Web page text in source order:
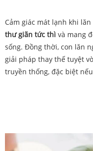
Cảm giác mát lạnh khi
thư giãn tức thì và mang
sống. Đồng thời, con lăn
giải pháp thay thế tuyệt
truyền thống, đặc biệt